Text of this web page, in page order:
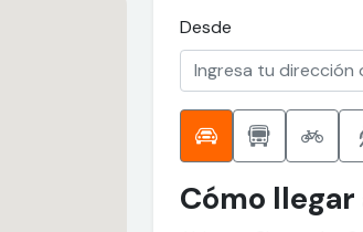
Desde
Cómo llegar